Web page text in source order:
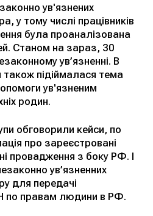
ув'язнених
у тому числі працівників
була проаналізована
Станом на зараз, 30
ув’язненні. В
підіймалася тема
ув'язненим
родин.
обговорили кейси, по
про зареєстровані
провадження з боку РФ. І
ув’язненних
для передачі
по правам людини в РФ.